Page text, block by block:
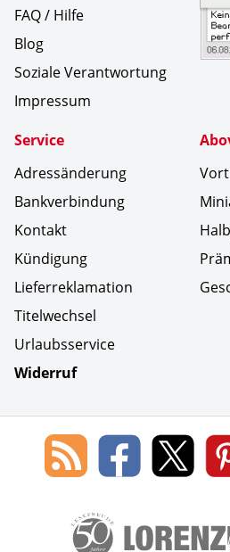
FAQ / Hilfe
Blog
Soziale Verantwortung
Impressum
Service
Adressänderung
Bankverbindung
Kontakt
Kündigung
Lieferreklamation
Titelwechsel
Urlaubsservice
Widerruf
Social Media
Blog
des
Leserservice
Lorenz
Leserservice